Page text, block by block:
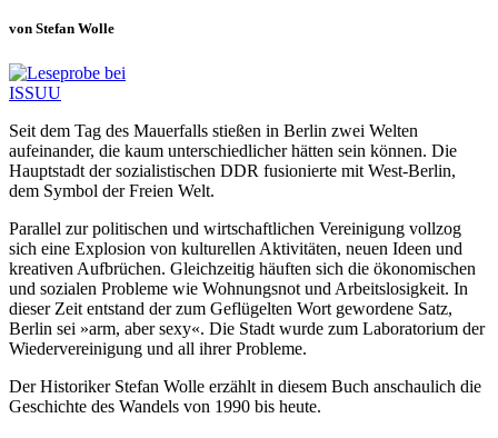
von Stefan Wolle
Seit dem Tag des Mauerfalls stießen in Berlin zwei Welten
aufeinander, die kaum unterschiedlicher hätten sein können. Die
Hauptstadt der sozialistischen DDR fusionierte mit West-Berlin,
dem Symbol der Freien Welt.
Parallel zur politischen und wirtschaftlichen Vereinigung vollzog
sich eine Explosion von kulturellen Aktivitäten, neuen Ideen und
kreativen Aufbrüchen. Gleichzeitig häuften sich die ökonomischen
und sozialen Probleme wie Wohnungsnot und Arbeitslosigkeit. In
dieser Zeit entstand der zum Geflügelten Wort gewordene Satz,
Berlin sei »arm, aber sexy«. Die Stadt wurde zum Laboratorium der
Wiedervereinigung und all ihrer Probleme.
Der Historiker Stefan Wolle erzählt in diesem Buch anschaulich die
Geschichte des Wandels von 1990 bis heute.